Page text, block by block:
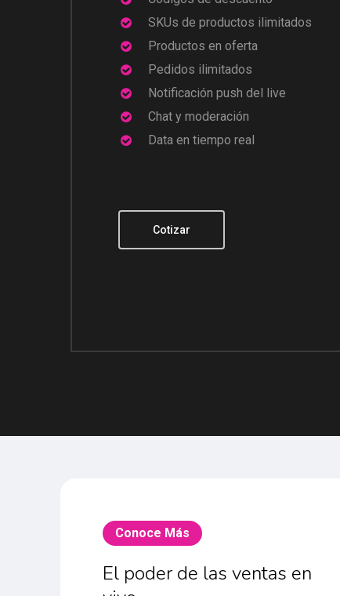
SKUs de productos ilimitados
Productos en oferta
Pedidos ilimitados
Notificación push del live
Chat y moderación
Data en tiempo real
Cotizar
Conoce Más
El poder de las ventas en